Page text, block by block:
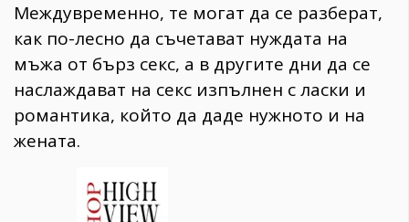
Междувременно, те могат да се разберат,
как по-лесно да съчетават нуждата на
мъжа от бърз секс, а в другите дни да се
наслаждават на секс изпълнен с ласки и
романтика, който да даде нужното и на
жената.